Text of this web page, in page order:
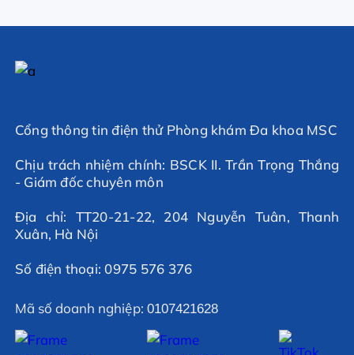
Cổng thông tin điện thử Phòng khám Đa khoa MSC
Chịu trách nhiệm chính: BSCK II. Trần Trọng Thắng
- Giám đốc chuyên môn
Địa chỉ: TT20-21-22, 204 Nguyễn Tuân, Thanh
Xuân, Hà Nội
Số điện thoại: 0975 576 376
Mã số doanh nghiệp: 0107421628